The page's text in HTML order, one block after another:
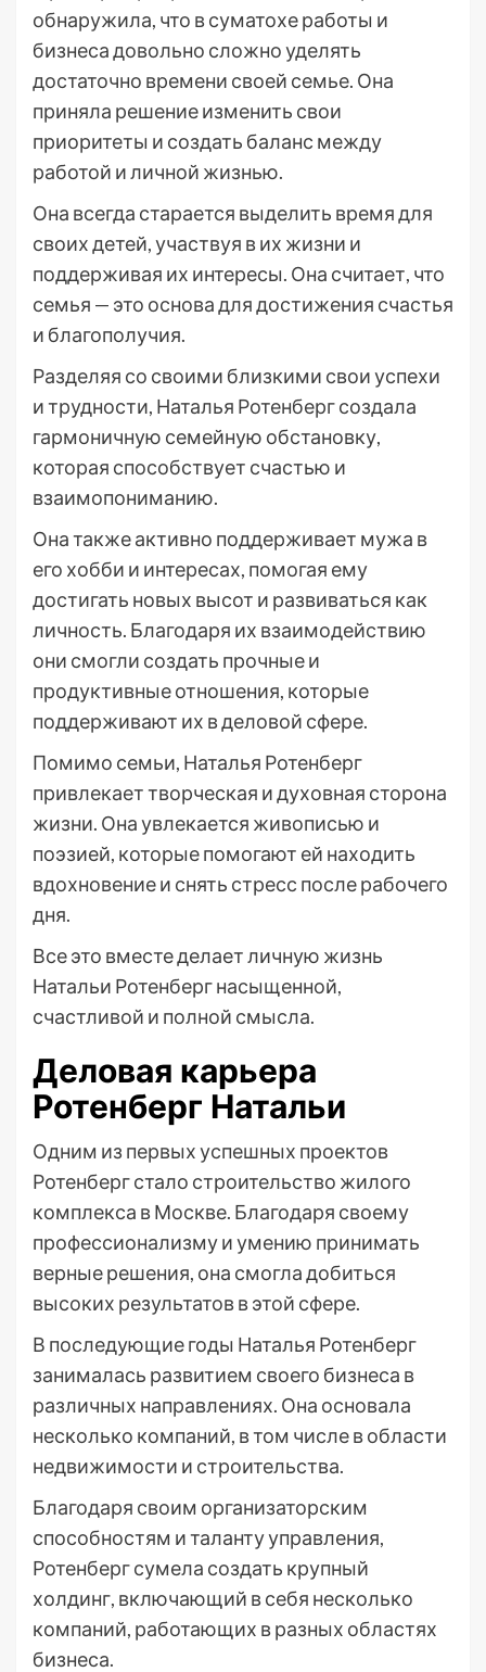
обнаружила, что в суматохе работы и
бизнеса довольно сложно уделять
достаточно времени своей семье. Она
приняла решение изменить свои
приоритеты и создать баланс между
работой и личной жизнью.
Она всегда старается выделить время для
своих детей, участвуя в их жизни и
поддерживая их интересы. Она считает, что
семья — это основа для достижения счастья
и благополучия.
Разделяя со своими близкими свои успехи
и трудности, Наталья Ротенберг создала
гармоничную семейную обстановку,
которая способствует счастью и
взаимопониманию.
Она также активно поддерживает мужа в
его хобби и интересах, помогая ему
достигать новых высот и развиваться как
личность. Благодаря их взаимодействию
они смогли создать прочные и
продуктивные отношения, которые
поддерживают их в деловой сфере.
Помимо семьи, Наталья Ротенберг
привлекает творческая и духовная сторона
жизни. Она увлекается живописью и
поэзией, которые помогают ей находить
вдохновение и снять стресс после рабочего
дня.
Все это вместе делает личную жизнь
Натальи Ротенберг насыщенной,
счастливой и полной смысла.
Деловая карьера
Ротенберг Натальи
Одним из первых успешных проектов
Ротенберг стало строительство жилого
комплекса в Москве. Благодаря своему
профессионализму и умению принимать
верные решения, она смогла добиться
высоких результатов в этой сфере.
В последующие годы Наталья Ротенберг
занималась развитием своего бизнеса в
различных направлениях. Она основала
несколько компаний, в том числе в области
недвижимости и строительства.
Благодаря своим организаторским
способностям и таланту управления,
Ротенберг сумела создать крупный
холдинг, включающий в себя несколько
компаний, работающих в разных областях
бизнеса.